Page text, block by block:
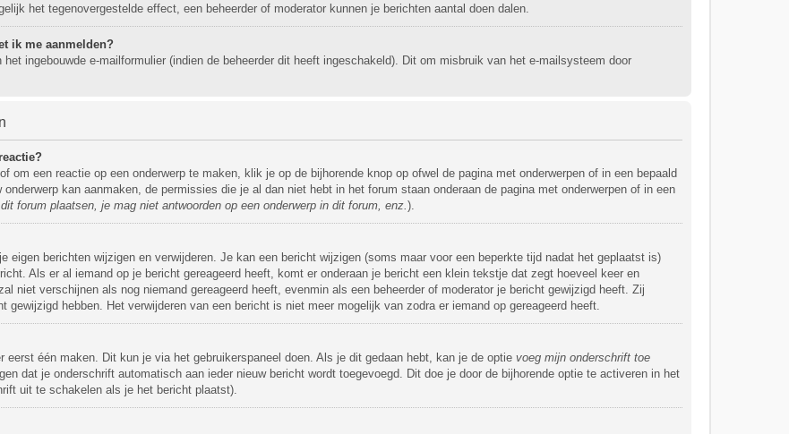
het tegenovergestelde effect, een beheerder of moderator kunnen je berichten aantal doen dalen.
ik me aanmelden?
ingebouwde e-mailformulier (indien de beheerder dit heeft ingeschakeld). Dit om misbruik van het e-mailsysteem door
om een reactie op een onderwerp te maken, klik je op de bijhorende knop op ofwel de pagina met onderwerpen of in een bepaald
kan aanmaken, de permissies die je al dan niet hebt in het forum staan onderaan de pagina met onderwerpen of in een
forum plaatsen, je mag niet antwoorden op een onderwerp in dit forum, enz.).
eigen berichten wijzigen en verwijderen. Je kan een bericht wijzigen (soms maar voor een beperkte tijd nadat het geplaatst is)
Als er al iemand op je bericht gereageerd heeft, komt er onderaan je bericht een klein tekstje dat zegt hoeveel keer en
niet verschijnen als nog niemand gereageerd heeft, evenmin als een beheerder of moderator je bericht gewijzigd heeft. Zij
gewijzigd hebben. Het verwijderen van een bericht is niet meer mogelijk van zodra er iemand op gereageerd heeft.
één maken. Dit kun je via het gebruikerspaneel doen. Als je dit gedaan hebt, kan je de optie voeg mijn onderschrift toe
dat je onderschrift automatisch aan ieder nieuw bericht wordt toegevoegd. Dit doe je door de bijhorende optie te activeren in het
uit te schakelen als je het bericht plaatst).